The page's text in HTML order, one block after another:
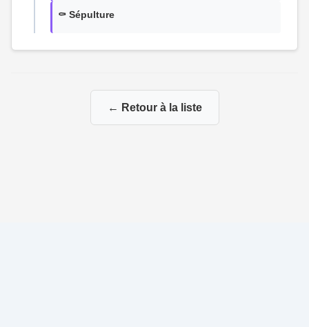
⚰️ Sépulture
← Retour à la liste